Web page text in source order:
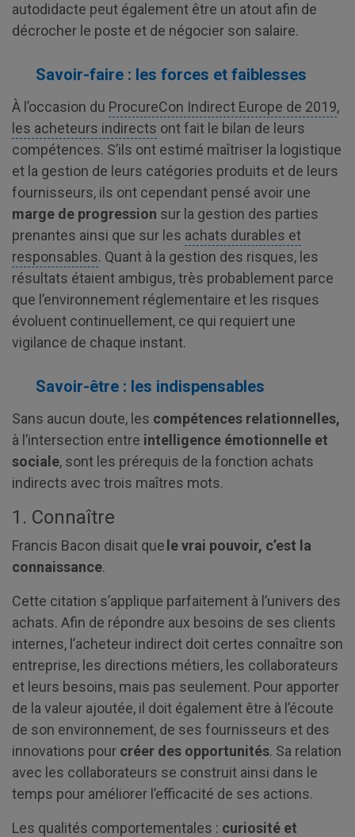
autodidacte peut également être un atout afin de
décrocher le poste et de négocier son salaire.
Savoir-faire : les forces et faiblesses
À l’occasion du ProcureCon Indirect Europe de 2019,
les acheteurs indirects ont fait le bilan de leurs
compétences. S’ils ont estimé maîtriser la logistique
et la gestion de leurs catégories produits et de leurs
fournisseurs, ils ont cependant pensé avoir une
marge de progression sur la gestion des parties
prenantes ainsi que sur les achats durables et
responsables. Quant à la gestion des risques, les
résultats étaient ambigus, très probablement parce
que l’environnement réglementaire et les risques
évoluent continuellement, ce qui requiert une
vigilance de chaque instant.
Savoir-être : les indispensables
Sans aucun doute, les compétences relationnelles,
à l’intersection entre intelligence émotionnelle et
sociale, sont les prérequis de la fonction achats
indirects avec trois maîtres mots.
1. Connaître
Francis Bacon disait que le vrai pouvoir, c’est la
connaissance.
Cette citation s’applique parfaitement à l’univers des
achats. Afin de répondre aux besoins de ses clients
internes, l’acheteur indirect doit certes connaître son
entreprise, les directions métiers, les collaborateurs
et leurs besoins, mais pas seulement. Pour apporter
de la valeur ajoutée, il doit également être à l’écoute
de son environnement, de ses fournisseurs et des
innovations pour créer des opportunités. Sa relation
avec les collaborateurs se construit ainsi dans le
temps pour améliorer l’efficacité de ses actions.
Les qualités comportementales : curiosité et